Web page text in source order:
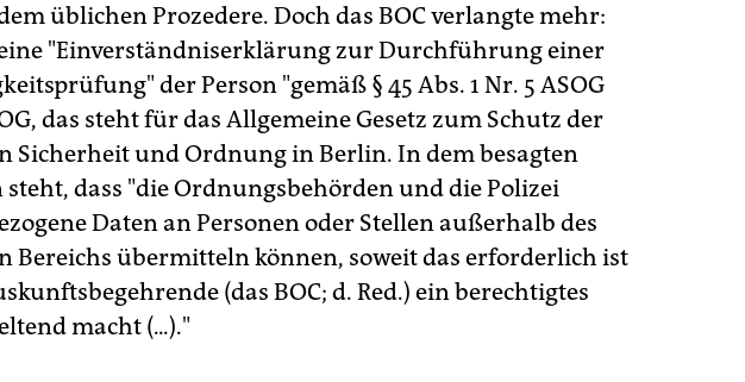
üblichen Prozedere. Doch das BOC verlangte mehr:
"Einverständniserklärung zur Durchführung einer
der Person "gemäß § 45 Abs. 1 Nr. 5 ASOG
das steht für das Allgemeine Gesetz zum Schutz der
Sicherheit und Ordnung in Berlin. In dem besagten
steht, dass "die Ordnungsbehörden und die Polizei
Daten an Personen oder Stellen außerhalb des
Bereichs übermitteln können, soweit das erforderlich ist
(das BOC; d. Red.) ein berechtigtes
macht (...)."